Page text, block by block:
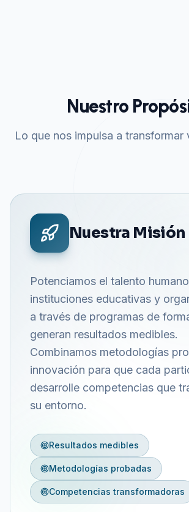
Nuestro
Lo que nos impulsa a transformar
Nuestra Misión
Potenciamos el talento
instituciones educativas y
a través de programas de
generan resultados medibles.
Combinamos metodologías
innovación para que cada
desarrolle competencias que
su entorno.
Resultados medibles
Metodologías probadas
Competencias transformadoras